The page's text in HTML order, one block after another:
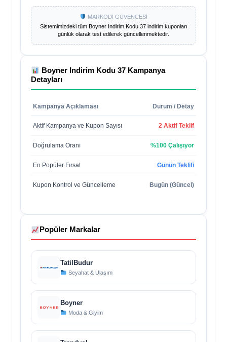
MARKODİ GÜVENCESİ
Sistemimizdeki tüm Boyner Indirim Kodu 37indirim kuponları
günlük olarak test edilerek güncellenmektedir.
Boyner Indirim Kodu 37 Kampanya
Detayları
Kampanya Açıklaması Durum / Detay
Aktif Kampanya ve Kupon Sayısı 2 Aktif Teklif
Doğrulama Oranı %100 Çalışıyor
En Popüler Fırsat Günün Teklifi
Kupon Kontrol ve Güncelleme Bugün (Güncel)
Popüler Markalar
TatilBudur
Seyahat & Ulaşım
Boyner
Moda & Giyim